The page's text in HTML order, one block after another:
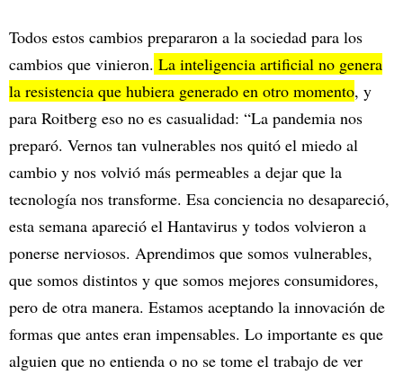
Todos estos cambios prepararon a la sociedad para los
cambios que vinieron. La inteligencia artificial no genera
la resistencia que hubiera generado en otro momento, y
para Roitberg eso no es casualidad: “La pandemia nos
preparó. Vernos tan vulnerables nos quitó el miedo al
cambio y nos volvió más permeables a dejar que la
tecnología nos transforme. Esa conciencia no desapareció,
esta semana apareció el Hantavirus y todos volvieron a
ponerse nerviosos. Aprendimos que somos vulnerables,
que somos distintos y que somos mejores consumidores,
pero de otra manera. Estamos aceptando la innovación de
formas que antes eran impensables. Lo importante es que
alguien que no entienda o no se tome el trabajo de ver